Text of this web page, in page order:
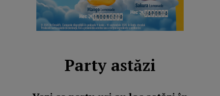
Party astăzi